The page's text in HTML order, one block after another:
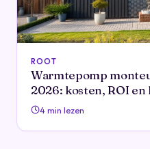
ROOT
Warmtepomp
2026: kosten, ROI en
4 min lezen